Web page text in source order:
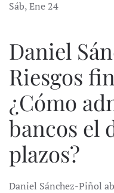
Sáb, Ene 24
Daniel
Riesgos
¿Cómo
bancos el
plazos?
Daniel Sánchez-Piñol